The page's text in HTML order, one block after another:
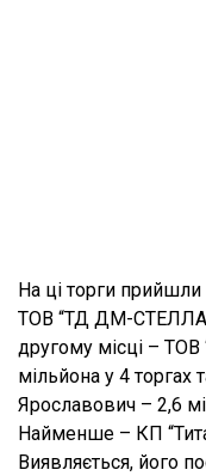
На ці торги
ТОВ “ТД ДМ-СТЕЛЛА”
другому місці –
мільйона у 4
Ярославович – 2,6
Найменше – КП
Виявляється, його